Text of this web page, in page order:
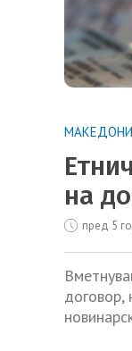
на
пред 5
договор,